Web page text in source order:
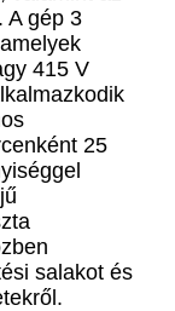
A gép 3
415 V
25
salakot és